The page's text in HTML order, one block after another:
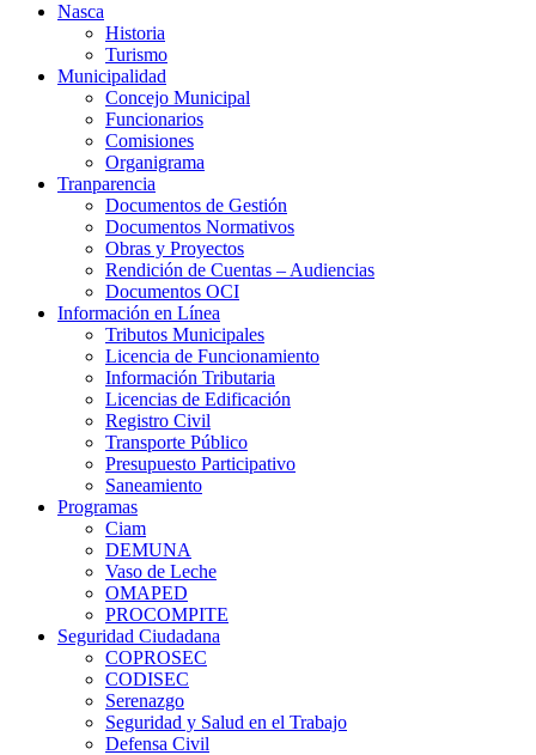
Nasca
Historia
Turismo
Municipalidad
Concejo Municipal
Funcionarios
Comisiones
Organigrama
Tranparencia
Documentos de Gestión
Documentos Normativos
Obras y Proyectos
Rendición de Cuentas – Audiencias
Documentos OCI
Información en Línea
Tributos Municipales
Licencia de Funcionamiento
Información Tributaria
Licencias de Edificación
Registro Civil
Transporte Público
Presupuesto Participativo
Saneamiento
Programas
Ciam
DEMUNA
Vaso de Leche
OMAPED
PROCOMPITE
Seguridad Ciudadana
COPROSEC
CODISEC
Serenazgo
Seguridad y Salud en el Trabajo
Defensa Civil